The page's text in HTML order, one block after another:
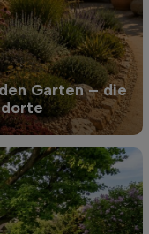
Garten – die